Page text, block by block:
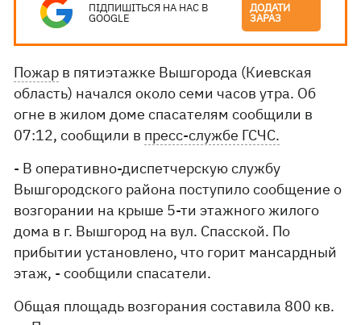
ПІДПИШІТЬСЯ НА НАС В
GOOGLE
ДОДАТИ
ЗАРАЗ
Пожар в пятиэтажке Вышгорода (Киевская
область) начался около семи часов утра. Об
огне в жилом доме спасателям сообщили в
07:12, сообщили в пресс-службе ГСЧС.
- В оперативно-диспетчерскую службу
Вышгородского района поступило сообщение о
возгорании на крыше 5-ти этажного жилого
дома в г. Вышгород на вул. Спасской. По
прибытии установлено, что горит мансардный
этаж, - сообщили спасатели.
Общая площадь возгорания составила 800 кв.